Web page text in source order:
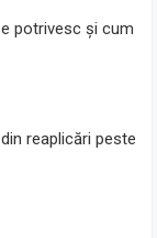
potrivesc și cum
reaplicări peste